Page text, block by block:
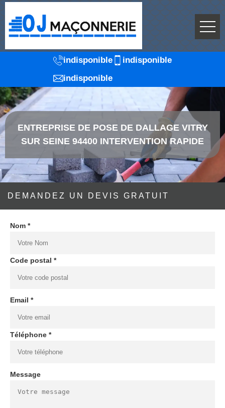
indisponible
indisponible
indisponible
ENTREPRISE DE POSE DE DALLAGE VITRY
SUR SEINE 94400 INTERVENTION RAPIDE
DEMANDEZ UN DEVIS GRATUIT
Nom *
Code postal *
Email *
Téléphone *
Message